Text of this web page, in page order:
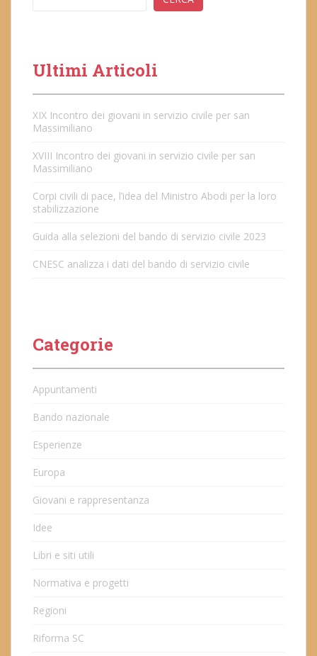
Ultimi Articoli
XIX Incontro dei giovani in servizio civile per san
Massimiliano
XVIII Incontro dei giovani in servizio civile per san
Massimiliano
Corpi civili di pace, l’idea del Ministro Abodi per la loro
stabilizzazione
Guida alla selezioni del bando di servizio civile 2023
CNESC analizza i dati del bando di servizio civile
Categorie
Appuntamenti
Bando nazionale
Esperienze
Europa
Giovani e rappresentanza
Idee
Libri e siti utili
Normativa e progetti
Regioni
Riforma SC